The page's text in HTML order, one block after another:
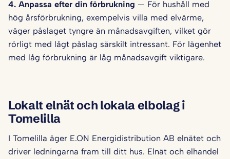
4. Anpassa efter din förbrukning — För hushåll med
hög årsförbrukning, exempelvis villa med elvärme,
väger påslaget tyngre än månadsavgiften, vilket gör
rörligt med lågt påslag särskilt intressant. För lägenhet
med låg förbrukning är låg månadsavgift viktigare.
Lokalt elnät och lokala elbolag i
Tomelilla
I Tomelilla äger E.ON Energidistribution AB elnätet och
driver ledningarna fram till ditt hus. Elnät och elhandel